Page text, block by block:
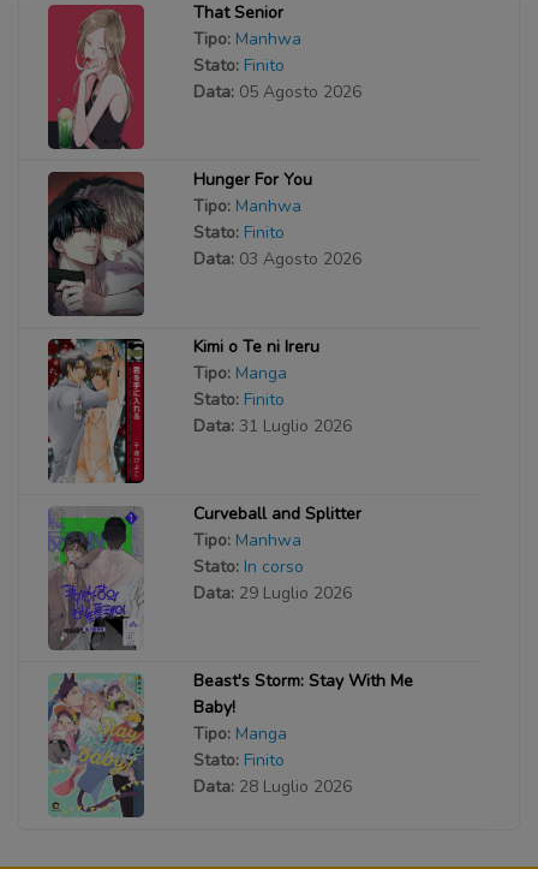
That Senior
Tipo: Manhwa
Stato: Finito
Data: 05 Agosto 2026
Hunger For You
Tipo: Manhwa
Stato: Finito
Data: 03 Agosto 2026
Kimi o Te ni Ireru
Tipo: Manga
Stato: Finito
Data: 31 Luglio 2026
Curveball and Splitter
Tipo: Manhwa
Stato: In corso
Data: 29 Luglio 2026
Beast's Storm: Stay With Me
Baby!
Tipo: Manga
Stato: Finito
Data: 28 Luglio 2026